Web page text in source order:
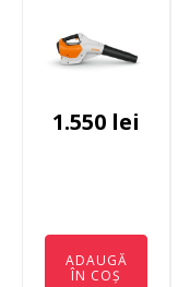
1.550 lei
ADAUGĂ
ÎN COȘ